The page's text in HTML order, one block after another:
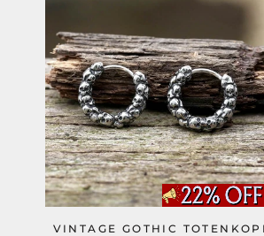
VINTAGE GOTHIC